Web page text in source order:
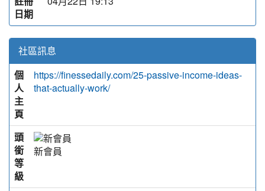
日期
社區訊息
個
人
主
頁
https://finessedaily.com/25-passive-income-ideas-
that-actually-work/
頭
銜
等
級
新會員